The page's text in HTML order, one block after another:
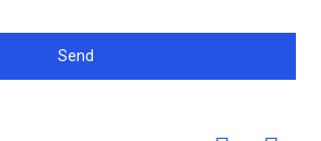
Send